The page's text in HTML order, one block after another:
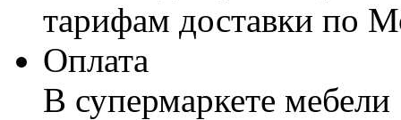
тарифам доставки по
Оплата
В супермаркете